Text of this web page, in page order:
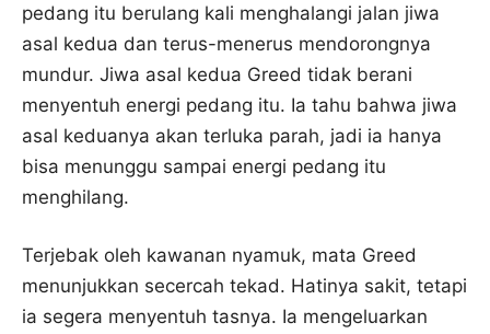
pedang itu berulang kali menghalangi jalan jiwa
asal kedua dan terus-menerus mendorongnya
mundur. Jiwa asal kedua Greed tidak berani
menyentuh energi pedang itu. Ia tahu bahwa jiwa
asal keduanya akan terluka parah, jadi ia hanya
bisa menunggu sampai energi pedang itu
menghilang.
Terjebak oleh kawanan nyamuk, mata Greed
menunjukkan secercah tekad. Hatinya sakit, tetapi
ia segera menyentuh tasnya. Ia mengeluarkan